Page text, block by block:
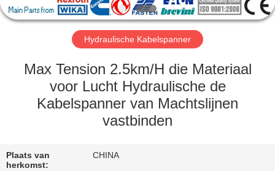
FABRIEKSREIS
KWALITEITSCONTROLE
CONTACTEER
NIEUWS
Hydraulische Kabelspanner
Max Tension 2.5km/H die Materiaal
voor Lucht Hydraulische de
Kabelspanner van Machtslijnen
vastbinden
Plaats van
herkomst:
CHINA